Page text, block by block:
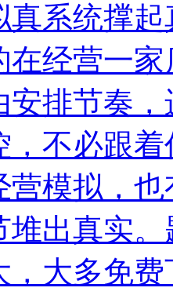
真系统撑
在经营一
安排节奏
，不必跟
营模拟，
堆出真实
，大多免